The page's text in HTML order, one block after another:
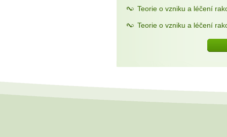
Teorie o vzniku a léčení
Teorie o vzniku a léčení